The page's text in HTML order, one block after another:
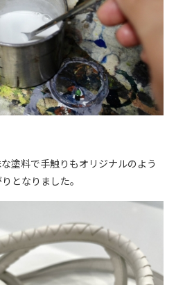
塗料で手触りもオリジナルのよう
となりました。